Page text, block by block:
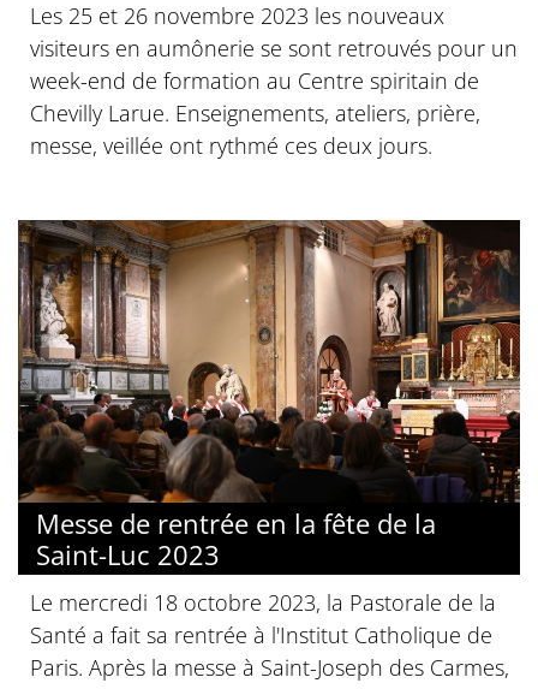
Les 25 et 26 novembre 2023 les nouveaux
visiteurs en aumônerie se sont retrouvés pour un
week-end de formation au Centre spiritain de
Chevilly Larue. Enseignements, ateliers, prière,
messe, veillée ont rythmé ces deux jours.
Messe de rentrée en la fête de la
Saint-Luc 2023
Le mercredi 18 octobre 2023, la Pastorale de la
Santé a fait sa rentrée à l'Institut Catholique de
Paris. Après la messe à Saint-Joseph des Carmes,